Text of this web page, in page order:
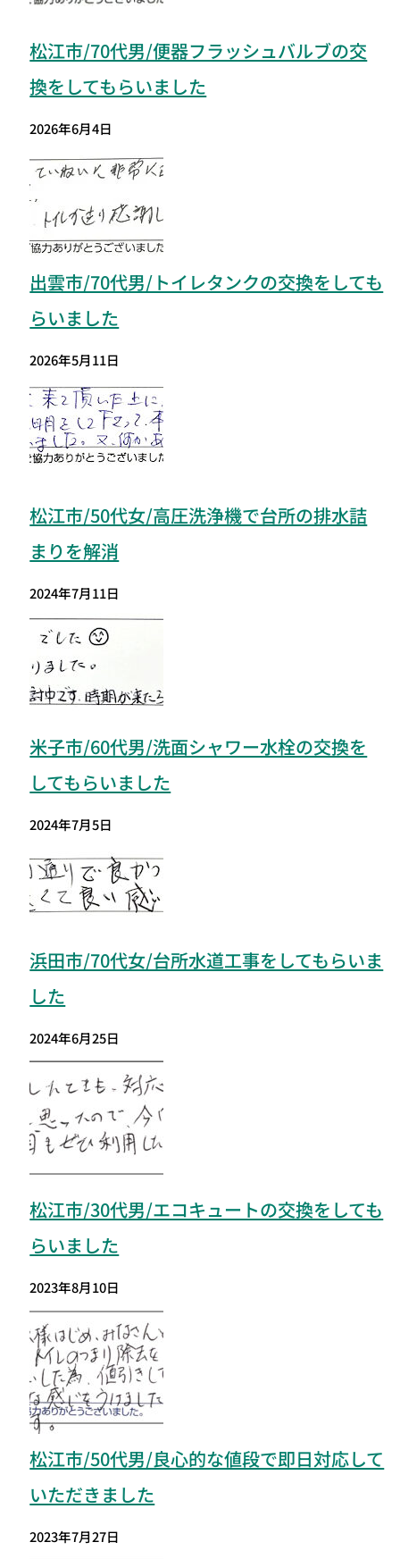
松江市/70代男/便器フラッシュバルブの交
換をしてもらいました
2026年6月4日
出雲市/70代男/トイレタンクの交換をしても
らいました
2026年5月11日
松江市/50代女/高圧洗浄機で台所の排水詰
まりを解消
2024年7月11日
米子市/60代男/洗面シャワー水栓の交換を
してもらいました
2024年7月5日
浜田市/70代女/台所水道工事をしてもらいま
した
2024年6月25日
松江市/30代男/エコキュートの交換をしても
らいました
2023年8月10日
松江市/50代男/良心的な値段で即日対応して
いただきました
2023年7月27日